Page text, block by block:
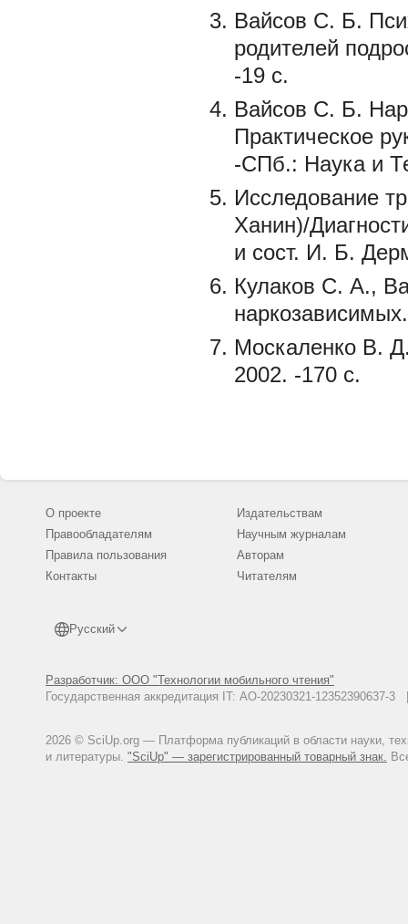
Вайсов С. Б.
родителей
-19 с.
Вайсов С. Б.
Практическое
-СПб.: Наука и
Исследование
Ханин)/
и сост. И. Б.
Кулаков С. А.,
Москаленко В.
2002. -170 с.
О проекте
Правообладателям
Правила пользования
Контакты
Русский
Разработчик: ООО "Технологии мобильного чтения"
Государственная аккредитация IT: АО-20230321-
2026 © SciUp.org — Платформа публикаций в области науки,
и литературы. "SciUp" — зарегистрированный товарный знак.
Издательствам
Научным журналам
Авторам
Читателям